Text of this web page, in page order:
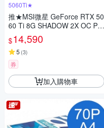
5060Ti★
推★MSI微星 GeForce RTX 50
60 Ti 8G SHADOW 2X OC PL
US 顯示卡
$14,590
5 (3)
券
加入購物車